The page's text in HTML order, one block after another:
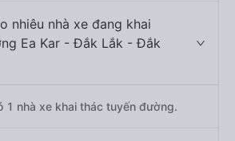
nhiêu nhà xe đang khai
Ea Kar - Đắk Lắk - Đắk
1 nhà xe khai thác tuyến đường.